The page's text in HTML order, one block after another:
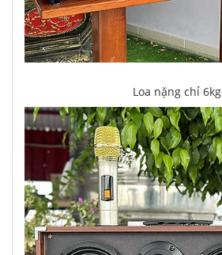
Loa nặng chỉ 6kg